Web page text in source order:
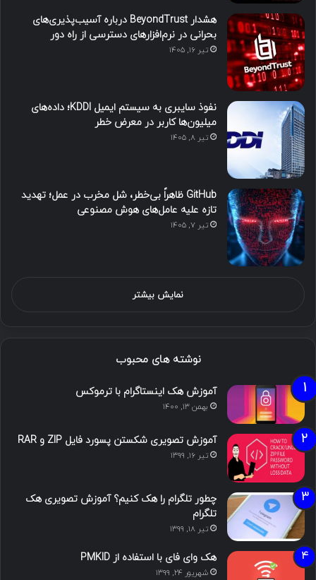
هشدار BeyondTrust درباره آسیب‌پذیری‌های
بحرانی در نرم‌افزارهای دسترسی از راه دور
تیر ۱۶, ۱۴۰۵
نفوذ سایبری به سیستم ایمیل KDDI؛ داده‌های
میلیون‌ها کاربر در معرض خطر
تیر ۸, ۱۴۰۵
GitHub ظاهراً بی‌خطر، شل مخرب در عمل؛ تهدید
تازه علیه عامل‌های هوش مصنوعی
تیر ۷, ۱۴۰۵
نمایش بیشتر
نوشته های محبوب
آموزش هک اینستاگرام با ترموکس
بهمن ۱۳, ۱۴۰۰
آموزش تصویری شکستن پسورد فایل ZIP و RAR
تیر ۱۶, ۱۳۹۹
چطور تلگرام را هک کنیم؟ آموزش تصویری هک
تلگرام
تیر ۱۸, ۱۳۹۹
هک وای فای با استفاده از PMKID
شهریور ۲۴, ۱۳۹۹